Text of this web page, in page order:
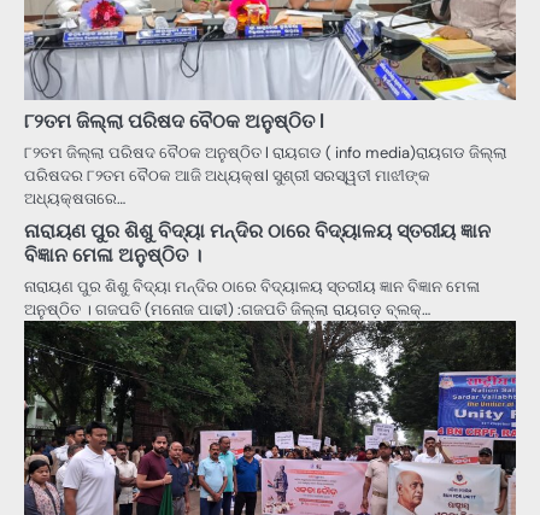
୮୨ତମ ଜିଲ୍ଲା ପରିଷଦ ବୈଠକ ଅନୁଷ୍ଠିତ l
୮୨ତମ ଜିଲ୍ଲା ପରିଷଦ ବୈଠକ ଅନୁଷ୍ଠିତ l ରାୟଗଡ ( info media)ରାୟଗଡ ଜିଲ୍ଲା
ପରିଷଦର ୮୨ତମ ବୈଠକ ଆଜି ଅଧ୍ୟକ୍ଷl ସୁଶ୍ରୀ ସରସ୍ୱତୀ ମାଝୀଙ୍କ
ଅଧ୍ୟକ୍ଷତାରେ…
ନାରାୟଣ ପୁର ଶିଶୁ ବିଦ୍ୟା ମନ୍ଦିର ଠାରେ ବିଦ୍ୟାଳୟ ସ୍ତରୀୟ ଜ୍ଞାନ
ବିଜ୍ଞାନ ମେଳା ଅନୁଷ୍ଠିତ ।
ନାରାୟଣ ପୁର ଶିଶୁ ବିଦ୍ୟା ମନ୍ଦିର ଠାରେ ବିଦ୍ୟାଳୟ ସ୍ତରୀୟ ଜ୍ଞାନ ବିଜ୍ଞାନ ମେଳା
ଅନୁଷ୍ଠିତ । ଗଜପତି (ମନୋଜ ପାଢୀ) :ଗଜପତି ଜିଲ୍ଲା ରାୟଗଡ଼ ବ୍ଲକ୍…